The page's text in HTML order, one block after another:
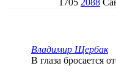
Владимир Щербак
В глаза бросается